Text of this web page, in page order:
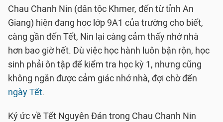
Chau Chanh Nin (dân tộc Khmer, đến từ tỉnh An
Giang) hiện đang học lớp 9A1 của trường cho biết,
càng gần đến Tết, Nin lại càng cảm thấy nhớ nhà
hơn bao giờ hết. Dù việc học hành luôn bận rộn, học
sinh phải ôn tập để kiểm tra học kỳ 1, nhưng cũng
không ngăn được cảm giác nhớ nhà, đợi chờ đến
ngày Tết.
Ký ức về Tết Nguyên Đán trong Chau Chanh Nin